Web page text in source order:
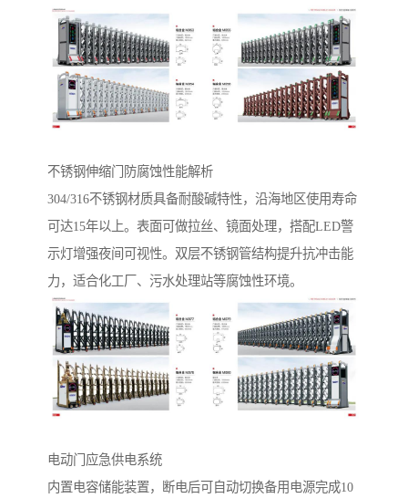
不锈钢伸缩门防腐蚀性能解析‌
304/316不锈钢材质具备耐酸碱特性，沿海地区使用寿命
可达15年以上。表面可做拉丝、镜面处理，搭配LED警
示灯增强夜间可视性。双层不锈钢管结构提升抗冲击能
力，适合化工厂、污水处理站等腐蚀性环境。
电动门应急供电系统‌
内置电容储能装置，断电后可自动切换备用电源完成10